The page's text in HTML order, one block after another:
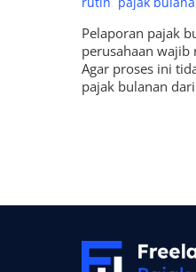
Pelaporan pajak
perusahaan wajib
Agar proses ini
pajak bulanan